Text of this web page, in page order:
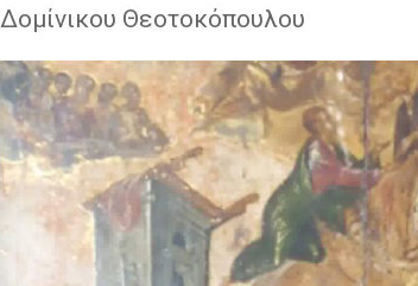
Δομίνικου Θεοτοκόπουλου